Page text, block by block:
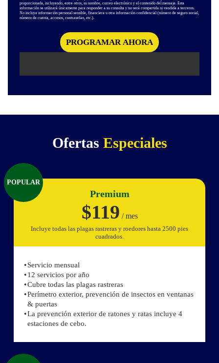
proporcionada, incluyendo, entre otros, su nombre, correo electrónico y el contenido del mensaje. Esta
información se utilizará únicamente para responder a su consulta y no será compartida ni vendida a terceros.
No incluya información personal sensible, financiera u otra información confidencial (número de seguro social,
número de cuenta, accesos, contraseñas, etc.).
Ofertas Especiales
POPULAR
Premium
$119 / mes
Incluye todas las plagas rastreras y roedores hasta 2500 pies
cuadrados.
Servicio mensual
12 servicios por año
Cubre todas las plagas rastreras
Perímetro exterior, prevención de insectos en ventanas
& puertas
La prevención exterior de ratones y ratas incluye 4
estaciones de cebo.